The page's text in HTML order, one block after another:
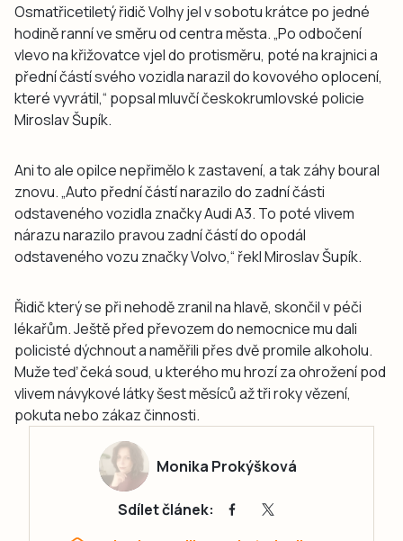
Osmatřicetiletý řidič Volhy jel v sobotu krátce po jedné
hodině ranní ve směru od centra města. „Po odbočení
vlevo na křižovatce vjel do protisměru, poté na krajnici a
přední částí svého vozidla narazil do kovového oplocení,
které vyvrátil,“ popsal mluvčí českokrumlovské policie
Miroslav Šupík.
Ani to ale opilce nepřimělo k zastavení, a tak záhy boural
znovu. „Auto přední částí narazilo do zadní části
odstaveného vozidla značky Audi A3. To poté vlivem
nárazu narazilo pravou zadní částí do opodál
odstaveného vozu značky Volvo,“ řekl Miroslav Šupík.
Řidič který se při nehodě zranil na hlavě, skončil v péči
lékařům. Ještě před převozem do nemocnice mu dali
policisté dýchnout a naměřili přes dvě promile alkoholu.
Muže teď čeká soud, u kterého mu hrozí za ohrožení pod
vlivem návykové látky šest měsíců až tři roky vězení,
pokuta nebo zákaz činnosti.
Monika Prokýšková
Sdílet článek: